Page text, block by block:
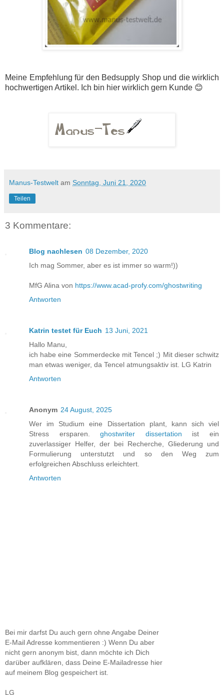
Meine Empfehlung für den Bedsupply Shop und die wirklich
hochwertigen Artikel. Ich bin hier wirklich gern Kunde 😊
Manus-Testwelt am Sonntag, Juni 21, 2020
Teilen
3 Kommentare:
Blog nachlesen 08 Dezember, 2020
Ich mag Sommer, aber es ist immer so warm!))
MfG Alina von https://www.acad-profy.com/ghostwriting
Antworten
Katrin testet für Euch 13 Juni, 2021
Hallo Manu,
ich habe eine Sommerdecke mit Tencel ;) Mit dieser schwitz
man etwas weniger, da Tencel atmungsaktiv ist. LG Katrin
Antworten
Anonym 24 August, 2025
Wer im Studium eine Dissertation plant, kann sich viel
Stress ersparen.ghostwriter dissertation ist ein
zuverlassiger Helfer, der bei Recherche, Gliederung und
Formulierung unterstutzt und so den Weg zum
erfolgreichen Abschluss erleichtert.
Antworten
Bei mir darfst Du auch gern ohne Angabe Deiner
E-Mail Adresse kommentieren :) Wenn Du aber
nicht gern anonym bist, dann möchte ich Dich
darüber aufklären, dass Deine E-Mailadresse hier
auf meinem Blog gespeichert ist.
LG